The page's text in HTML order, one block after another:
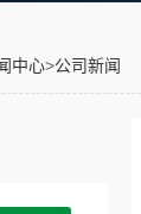
中心>公司新闻